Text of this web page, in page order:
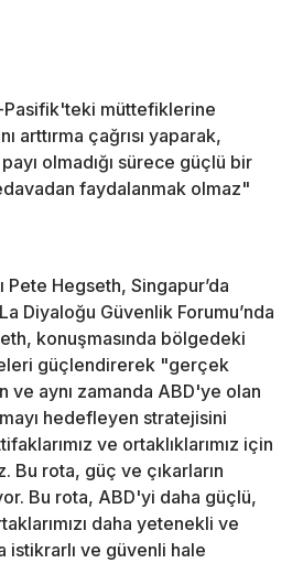
Pasifik'teki müttefiklerine
arttırma çağrısı yaparak,
olmadığı sürece güçlü bir
faydalanmak olmaz"
Pete Hegseth, Singapur’da
Diyaloğu Güvenlik Forumu’nda
konuşmasında bölgedeki
güçlendirerek "gerçek
ve aynı zamanda ABD'ye olan
hedefleyen stratejisini
ve ortaklıklarımız için
Bu rota, güç ve çıkarların
Bu rota, ABD'yi daha güçlü,
daha yetenekli ve
istikrarlı ve güvenli hale